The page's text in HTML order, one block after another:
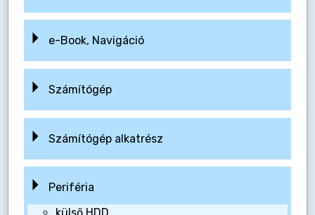
e-Book, Navigáció
Számítógép
Számítógép alkatrész
Periféria